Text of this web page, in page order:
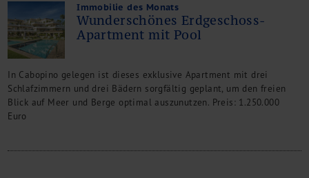
Immobilie des Monats
Wunderschönes Erdgeschoss-
Apartment mit Pool
In Cabopino gelegen ist dieses exklusive Apartment mit drei
Schlafzimmern und drei Bädern sorgfältig geplant, um den freien
Blick auf Meer und Berge optimal auszunutzen. Preis: 1.250.000
Euro